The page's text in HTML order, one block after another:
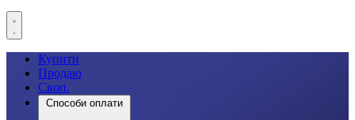
Купити
Продаю
Своп.
Способи оплати